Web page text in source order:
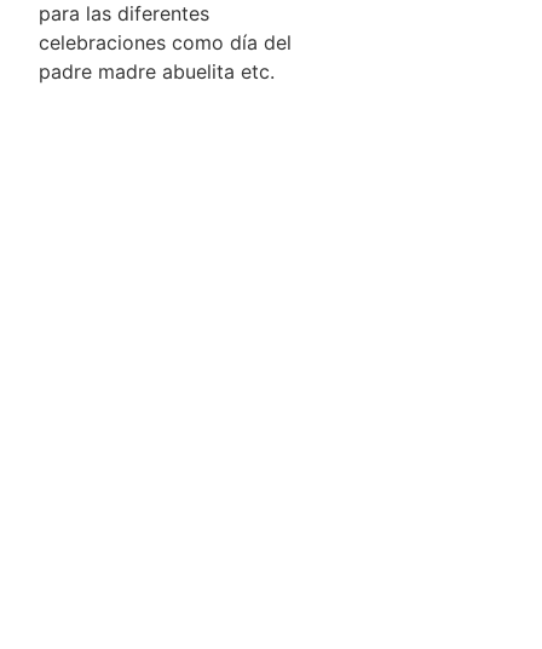
para las diferentes
celebraciones como día del
padre madre abuelita etc.